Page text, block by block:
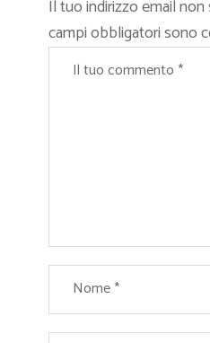
Il tuo indirizzo email
campi obbligatori sono